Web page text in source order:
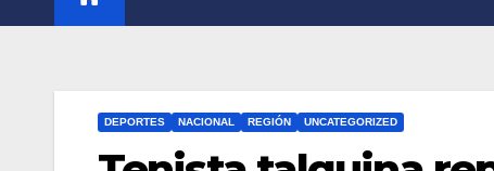
DEPORTES NACIONAL REGIÓN UNCATEGORIZED